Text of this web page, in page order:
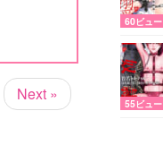
Next »
60ビュー
55ビュー